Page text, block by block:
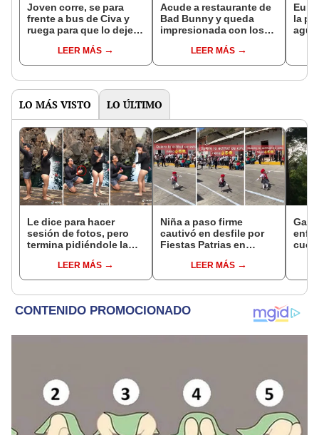
Joven corre, se para
frente a bus de Civa y
ruega para que lo dejen
choferLEER MÁS
Acude a restaurante de
Bad Bunny y queda
impresionada con los
probando oro”
LEER MÁS
la
agua
LO MÁS VISTO LO ÚLTIMO
Le dice para hacer
sesión de fotos, pero
termina pidiéndole la
pleno paseo
LEER MÁS
Niña a paso firme
cautivó en desfile por
Fiestas Patrias en
hermosura”
LEER MÁS